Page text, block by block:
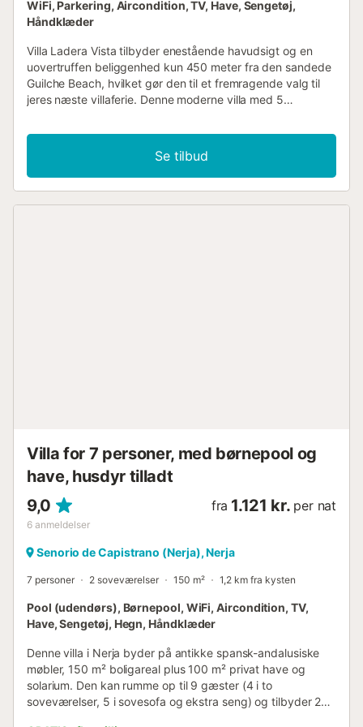
WiFi, Parkering, Aircondition, TV, Have, Sengetøj,
Håndklæder
Villa Ladera Vista tilbyder enestående havudsigt og en
uovertruffen beliggenhed kun 450 meter fra den sandede
Guilche Beach, hvilket gør den til et fremragende valg til
jeres næste villaferie. Denne moderne villa med 5
socialt opholdsrum og en fantastisk tagterrasse. I vil være
mindre end 10 minutters kørsel fra centrum af Nerja, med
masser af barer og restauranter samt en betagende
kystlinje at udforske. Poolopvarmning, WiFi og
Se tilbud
Villa for 7 personer, med børnepool og
have, husdyr tilladt
9,0
6 anmeldelser
fra 1.121 kr. per nat
Senorio de Capistrano (Nerja), Nerja
7 personer 2 soveværelser 150 m² 1,2 km fra kysten
Pool (udendørs), Børnepool, WiFi, Aircondition, TV,
Have, Sengetøj, Hegn, Håndklæder
Denne villa i Nerja byder på antikke spansk-andalusiske
møbler, 150 m² boligareal plus 100 m² privat have og
solarium. Den kan rumme op til 9 gæster (4 i to
soveværelser, 5 i sovesofa og ekstra seng) og tilbyder 2